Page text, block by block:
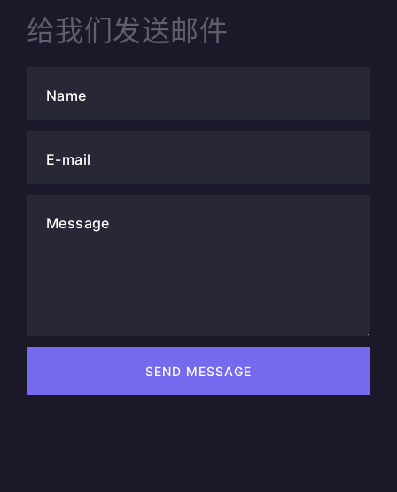
给我们发送邮件
Name
E-mail
Message
SEND MESSAGE